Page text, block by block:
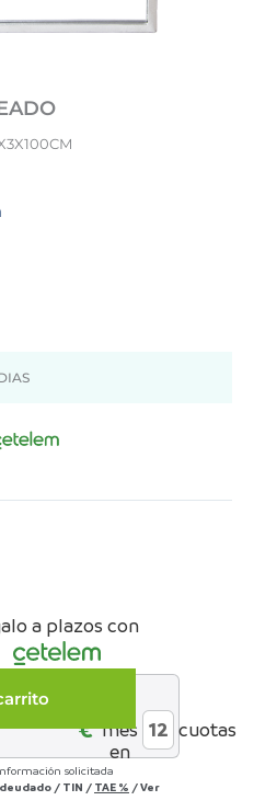
a plazos con
€*mes
en
cuotas
solicitada
/ TIN / TAE % /Ver